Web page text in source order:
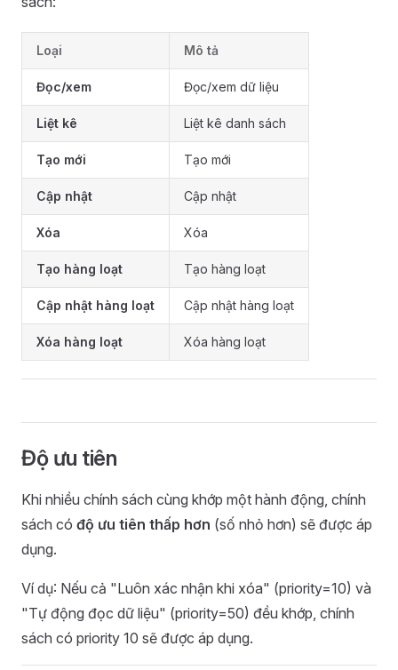
Loại Mô tả
Đọc/xem Đọc/xem dữ liệu
Liệt kê Liệt kê danh sách
Tạo mới Tạo mới
Cập nhật Cập nhật
Xóa Xóa
Tạo hàng loạt Tạo hàng loạt
Cập nhật hàng loạt Cập nhật hàng loạt
Xóa hàng loạt Xóa hàng loạt
Độ ưu tiên
Khi nhiều chính sách cùng khớp một hành động, chính
sách có độ ưu tiên thấp hơn (số nhỏ hơn) sẽ được áp
dụng.
Ví dụ: Nếu cả "Luôn xác nhận khi xóa" (priority=10) và
"Tự động đọc dữ liệu" (priority=50) đều khớp, chính
sách có priority 10 sẽ được áp dụng.